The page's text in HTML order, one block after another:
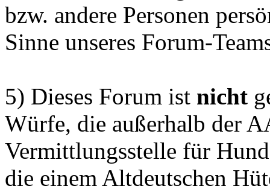
bzw. andere Personen
Sinne unseres Forum-
5) Dieses Forum ist nicht
Würfe, die außerhalb der
Vermittlungsstelle für
die einem Altdeutschen